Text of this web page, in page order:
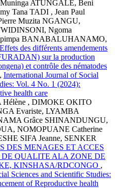
ATUNGALE, Beni
Tana TADI , Jean Paul
Muzita NGANGU,
Ngoma
BANABALUHANAMO,
Effets des différents amendements
sur la production
et contrôle des nématodes
, International Journal of Social
Vol. 4 No. 1 (2024):
health care
, DIMOKE OKITO
Evariste, LYAMBA
Grâce SHINANDUNGU,
NOMOPUANE Catherine
SIFA Jeanne, SENKER
DES MENAGES ET ACCES
QUALITE ALA ZONE DE
KINSHASA/RDCONGO ,
Sciences and Scientific Studies:
of Reproductive health